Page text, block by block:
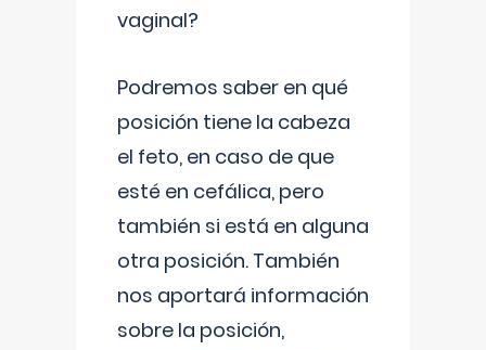
vaginal?
Podremos saber en qué
posición tiene la cabeza
el feto, en caso de que
esté en cefálica, pero
también si está en alguna
otra posición. También
nos aportará información
sobre la posición,